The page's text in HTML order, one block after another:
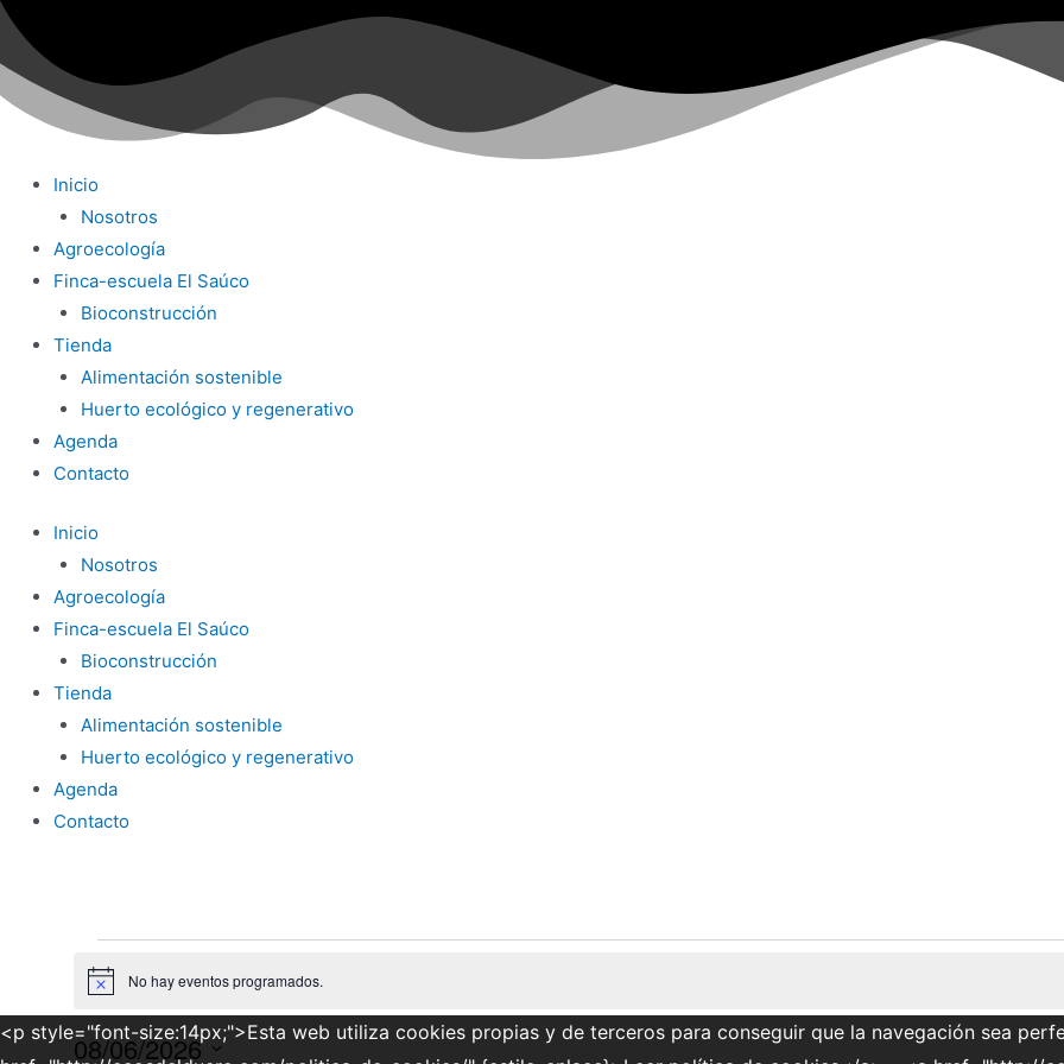
Ir
contenido
Inicio
Nosotros
Agroecología
Finca-escuela El Saúco
Bioconstrucción
Tienda
Alimentación sostenible
Huerto ecológico y regenerativo
Agenda
Contacto
Inicio
Nosotros
Agroecología
Finca-escuela El Saúco
Bioconstrucción
Tienda
Alimentación sostenible
Huerto ecológico y regenerativo
Agenda
Contacto
Eventos
en
Aviso No hay eventos programados.
08/06/2026
<p style="font-size:14px;">Esta web utiliza cookies propias y de terceros para conseguir que la navegación sea